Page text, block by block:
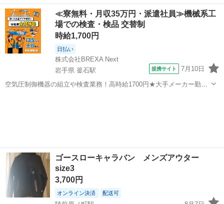
宮城 岩沼市 岩沼駅 服/ファッション adidas
≪寮無料・月収35万円・派遣社員≫機械系工
場での検査・検品 交替制
時給1,700円
日払い
株式会社BREXA Next
岩手県 釜石駅
提携サイト 7月10日
空気圧制御機器の組立や検査業務！高時給1700円★大手メーカー勤
ゴースローキャラバン メンズアウター
size3
3,700円
オンライン決済 配送可